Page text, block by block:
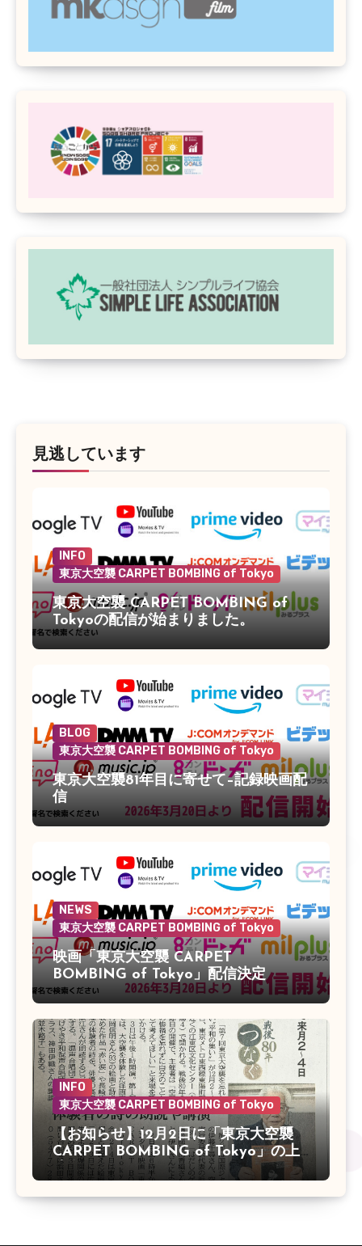
見逃しています
INFO
東京大空襲 CARPET BOMBING of Tokyo
東京大空襲 CARPET BOMBING of
Tokyoの配信が始まりました。
BLOG
東京大空襲 CARPET BOMBING of Tokyo
東京大空襲81年目に寄せて–記録映画配
信
NEWS
東京大空襲 CARPET BOMBING of Tokyo
映画「東京大空襲 CARPET
BOMBING of Tokyo」配信決定
INFO
東京大空襲 CARPET BOMBING of Tokyo
【お知らせ】12月2日に「東京大空襲
CARPET BOMBING of Tokyo」の上
映会があります